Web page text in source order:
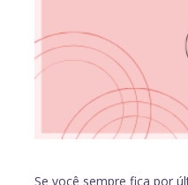
Se você sempre fica por